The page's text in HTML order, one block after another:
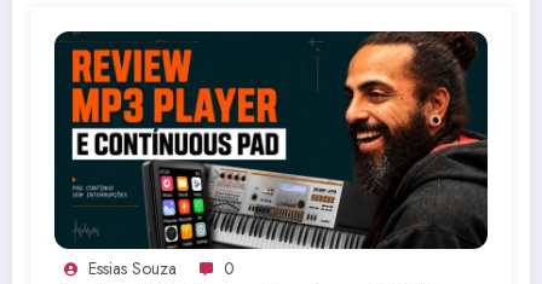
Essias Souza 0